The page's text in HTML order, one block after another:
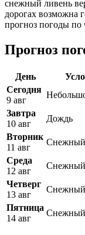
снежный ливень
дорогах возможна
прогноз погоды по
Прогноз
День
Сегодня
9 авг
Завтра
10 авг
Дождь
Вторник
11 авг
Снежный
Среда
12 авг
Снежный
Четверг
13 авг
Снежный
Пятница
14 авг
Снежный